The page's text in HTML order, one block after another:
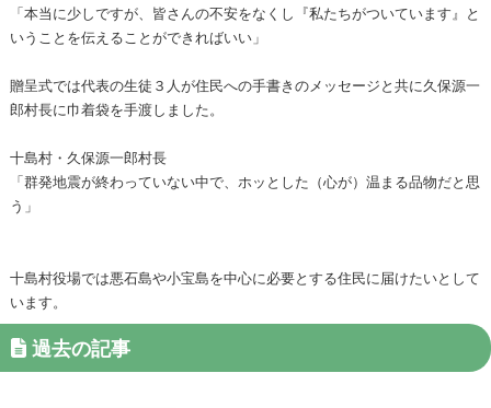
「本当に少しですが、皆さんの不安をなくし『私たちがついています』と
いうことを伝えることができればいい」
贈呈式では代表の生徒３人が住民への手書きのメッセージと共に久保源一
郎村長に巾着袋を手渡しました。
十島村・久保源一郎村長
「群発地震が終わっていない中で、ホッとした（心が）温まる品物だと思
う」
十島村役場では悪石島や小宝島を中心に必要とする住民に届けたいとして
います。
過去の記事